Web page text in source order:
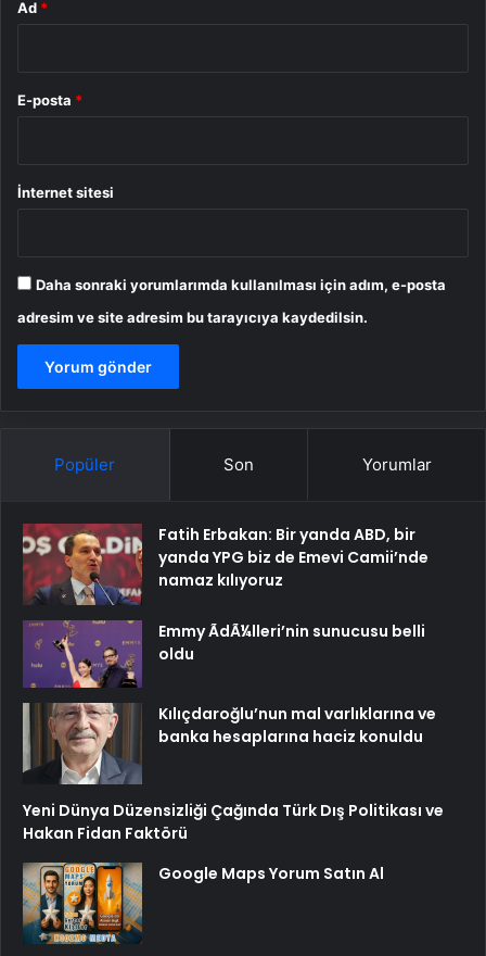
Ad *
E-posta *
İnternet sitesi
Daha sonraki yorumlarımda kullanılması için adım, e-posta
adresim ve site adresim bu tarayıcıya kaydedilsin.
Popüler Son Yorumlar
Fatih Erbakan: Bir yanda ABD, bir
yanda YPG biz de Emevi Camii’nde
namaz kılıyoruz
Emmy ÃdÃ¼lleri’nin sunucusu belli
oldu
Kılıçdaroğlu’nun mal varlıklarına ve
banka hesaplarına haciz konuldu
Yeni Dünya Düzensizliği Çağında Türk Dış Politikası ve
Hakan Fidan Faktörü
Google Maps Yorum Satın Al